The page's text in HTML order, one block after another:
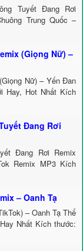
Tuyết Đang Rơi
Trung Quốc –
(Giọng Nữ) –
Nữ) – Yến Đan
Hay, Hot Nhất Kích
Đang Rơi
Đang Rơi Remix
Remix MP3 Kích
– Oanh Tạ
– Oanh Tạ Thể
Nhất Kích thước: